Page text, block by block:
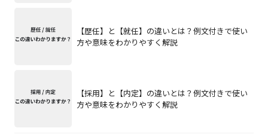
【歴任】と【就任】の違いとは？例文付きで使い
方や意味をわかりやすく解説
【採用】と【内定】の違いとは？例文付きで使い
方や意味をわかりやすく解説